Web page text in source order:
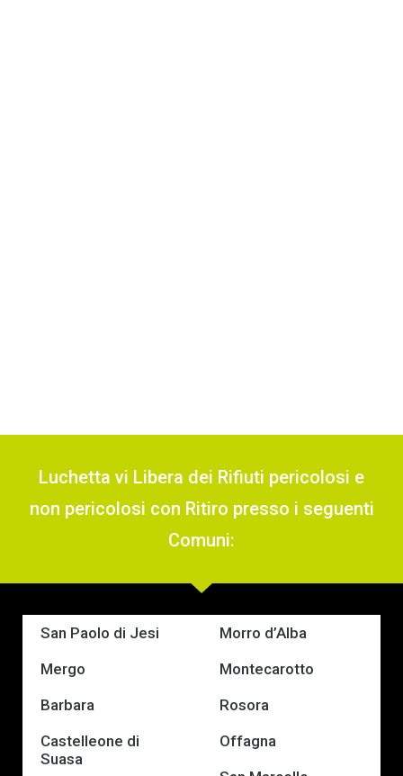
Luchetta vi Libera dei Rifiuti pericolosi e
non pericolosi con Ritiro presso i seguenti
Comuni:
San Paolo di Jesi
Mergo
Barbara
Castelleone di
Suasa
Morro d’Alba
Montecarotto
Rosora
Offagna